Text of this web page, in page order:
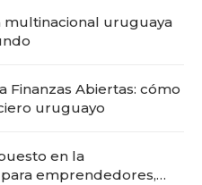
multinacional uruguaya
Finanzas Abiertas: cómo
uruguayo
en la
emprendedores,